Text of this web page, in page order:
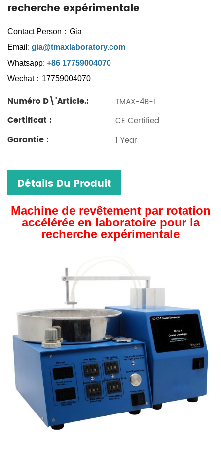
recherche expérimentale
Contact Person：Gia
Email: gia@tmaxlaboratory.com
Whatsapp: +86 17759004070
Wechat：17759004070
Numéro D\'article.: TMAX-4B-I
Certificat : CE Certified
Garantie : 1 Year
Détails Du Produit
Machine de revêtement par rotation
accélérée en laboratoire pour la
recherche expérimentale